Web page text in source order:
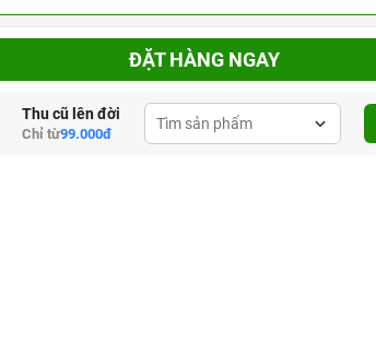
ĐẶT HÀNG NGAY
Thu cũ lên đời
Chỉ từ99.000đ